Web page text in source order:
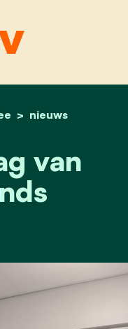
nieuwsvan
van